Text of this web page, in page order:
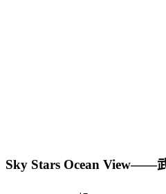
Sky Stars Ocean View——